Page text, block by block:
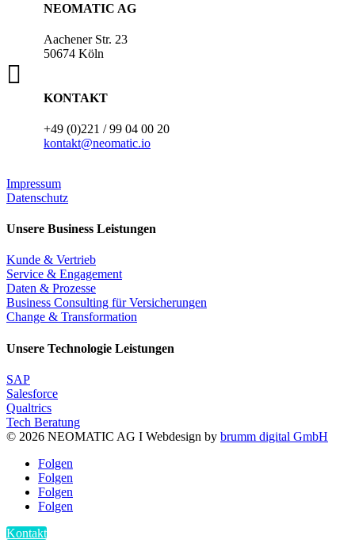
NEOMATIC AG
Aachener Str. 23
50674 Köln

KONTAKT
+49 (0)221 / 99 04 00 20
kontakt@neomatic.io
Impressum
Datenschutz
Unsere Business Leistungen
Kunde & Vertrieb
Service & Engagement
Daten & Prozesse
Business Consulting für Versicherungen
Change & Transformation
Unsere Technologie Leistungen
SAP
Salesforce
Qualtrics
Tech Beratung
© 2026 NEOMATIC AG I Webdesign by brumm digital GmbH
Folgen
Folgen
Folgen
Folgen
Kontakt